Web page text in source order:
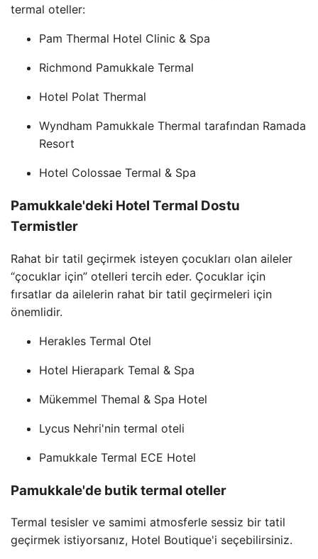
termal oteller:
Pam Thermal Hotel Clinic & Spa
Richmond Pamukkale Termal
Hotel Polat Thermal
Wyndham Pamukkale Thermal tarafından Ramada
Resort
Hotel Colossae Termal & Spa
Pamukkale'deki Hotel Termal Dostu
Termistler
Rahat bir tatil geçirmek isteyen çocukları olan aileler
“çocuklar için” otelleri tercih eder. Çocuklar için
fırsatlar da ailelerin rahat bir tatil geçirmeleri için
önemlidir.
Herakles Termal Otel
Hotel Hierapark Temal & Spa
Mükemmel Themal & Spa Hotel
Lycus Nehri'nin termal oteli
Pamukkale Termal ECE Hotel
Pamukkale'de butik termal oteller
Termal tesisler ve samimi atmosferle sessiz bir tatil
geçirmek istiyorsanız, Hotel Boutique'i seçebilirsiniz.